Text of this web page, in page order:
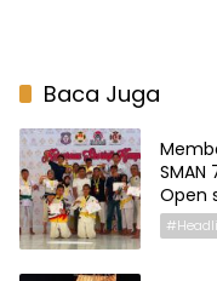
Baca Juga
SMAN
Open